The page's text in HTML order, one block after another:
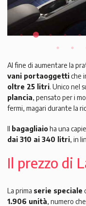
Al fine di aumentare la
vani portaoggettiche
oltre 25 litri. Unico nel
plancia, pensato per i
fermi, magari durante la
Il bagagliaioha una
dai 310 ai 340 litri, in
Il prezzo di
La prima serie speciale
1.906 unità, numero